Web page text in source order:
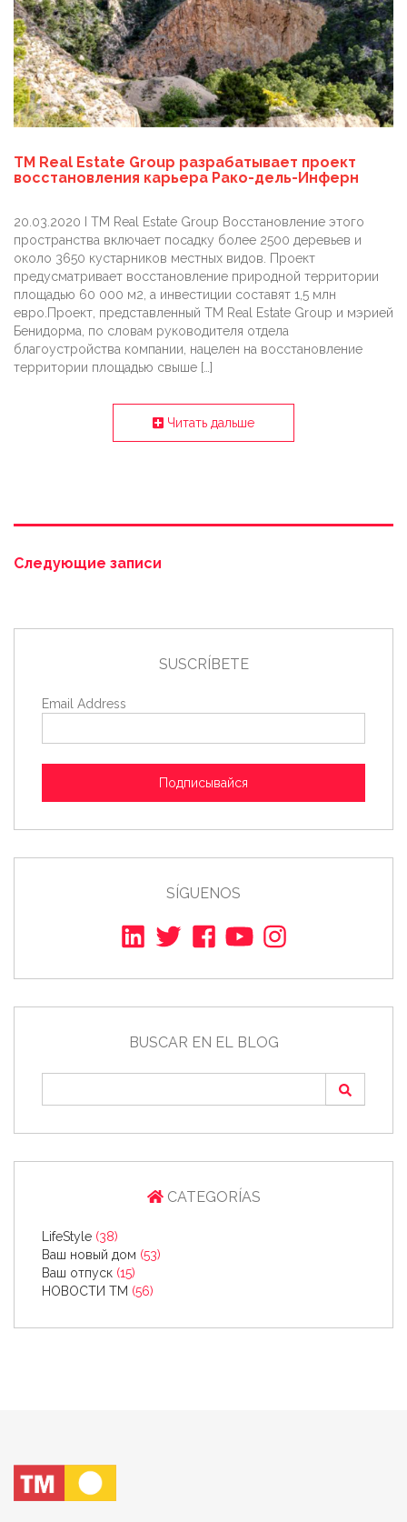
TM Real Estate Group разрабатывает проект
восстановления карьера Рако-дель-Инферн
20.03.2020 I TM Real Estate Group Восстановление этого
пространства включает посадку более 2500 деревьев и
около 3650 кустарников местных видов. Проект
предусматривает восстановление природной территории
площадью 60 000 м2, а инвестиции составят 1,5 млн
евро.Проект, представленный TM Real Estate Group и мэрией
Бенидорма, по словам руководителя отдела
благоустройства компании, нацелен на восстановление
территории площадью свыше […]
Читать дальше
Следующие записи
SUSCRÍBETE
Email Address
Подписывайся
SÍGUENOS
BUSCAR EN EL BLOG
CATEGORÍAS
LifeStyle (38)
Ваш новый дом (53)
Ваш отпуск (15)
НОВОСТИ ТМ (56)